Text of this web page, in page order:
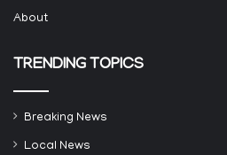
About
TRENDING TOPICS
Breaking News
Local News